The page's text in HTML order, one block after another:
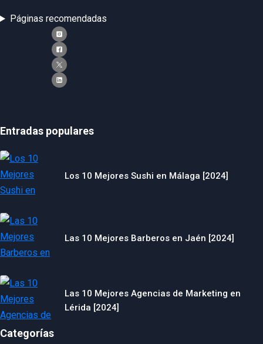
Páginas recomendadas
Entradas populares
Los 10 Mejores Sushi en Málaga [2024]
Las 10 Mejores Barberos en Jaén [2024]
Las 10 Mejores Agencias de Marketing en
Lérida [2024]
Categorías